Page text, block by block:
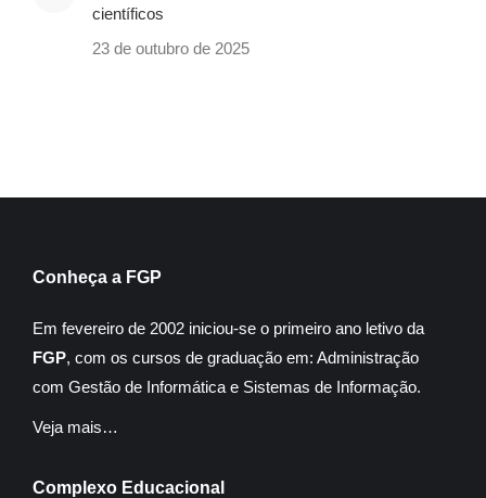
científicos
23 de outubro de 2025
Conheça a FGP
Em fevereiro de 2002 iniciou-se o primeiro ano letivo da
FGP, com os cursos de graduação em: Administração
com Gestão de Informática e Sistemas de Informação.
Veja mais…
Complexo Educacional